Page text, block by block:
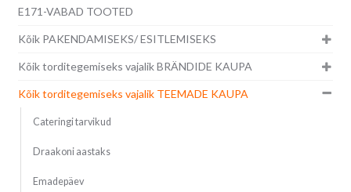
E171-VABAD TOOTED
Kõik PAKENDAMISEKS/ ESITLEMISEKS
Kõik torditegemiseks vajalik BRÄNDIDE KAUPA
Kõik torditegemiseks vajalik TEEMADE KAUPA
Cateringi tarvikud
Draakoni aastaks
Emadepäev